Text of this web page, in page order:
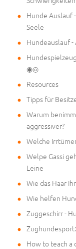
Hunde Auslauf
Seele
Hundeauslauf
◉◎
Resources
Tipps für
Warum
aggressiver?
Welche
Welpe Gassi
Leine
Wie das Haar
Wie helfen
Zuggeschirr -
How to teach a